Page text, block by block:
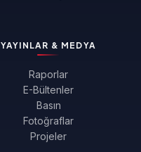
YAYINLAR & MEDYA
Raporlar
E-Bültenler
Basın
Fotoğraflar
Projeler